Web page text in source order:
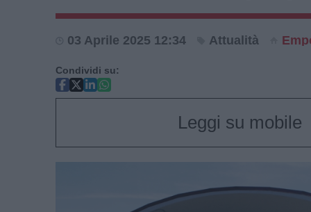
03 Aprile 2025 12:34 Attualità
Condividi su:
Leggi su mobile